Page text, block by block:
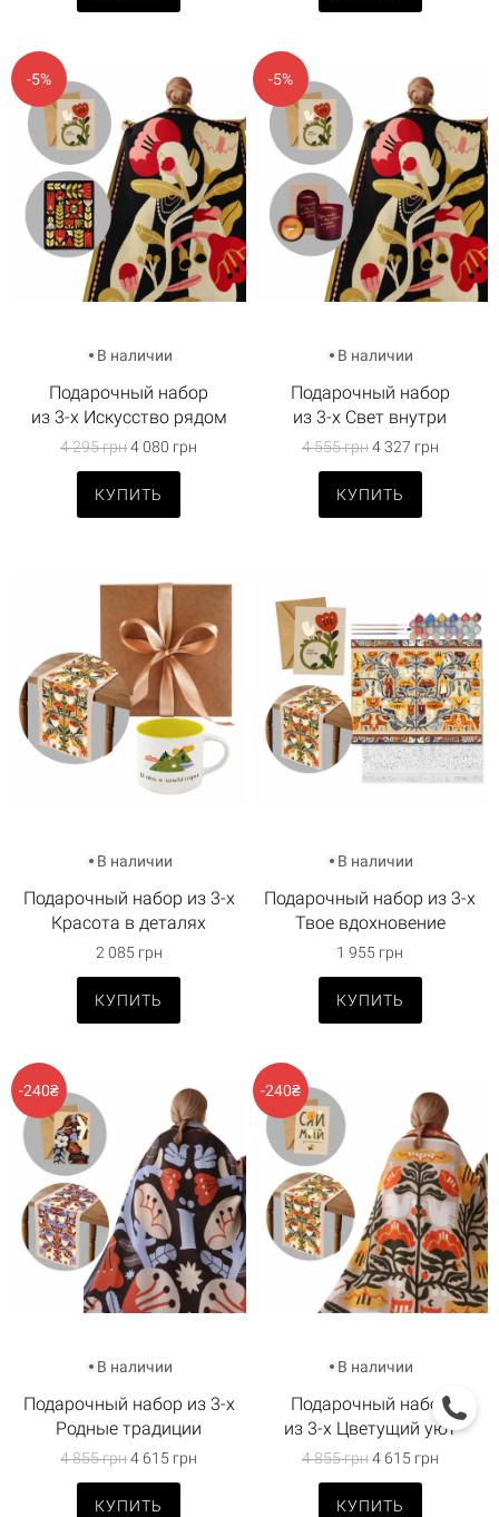
-5%
В наличии
Подарочный набор
из 3-х Искусство рядом
4 295 грн4 080 грн
КУПИТЬ
-5%
В наличии
Подарочный набор
из 3-х Свет внутри
4 555 грн4 327 грн
КУПИТЬ
В наличии
Подарочный набор из 3-х
Красота в деталях
2 085 грн
КУПИТЬ
В наличии
Подарочный набор из 3-х
Твое вдохновение
1 955 грн
КУПИТЬ
-240₴
В наличии
Подарочный набор из 3-х
Родные традиции
4 855 грн4 615 грн
КУПИТЬ
-240₴
В наличии
Подарочный набор
из 3-х Цветущий уют
4 855 грн4 615 грн
КУПИТЬ